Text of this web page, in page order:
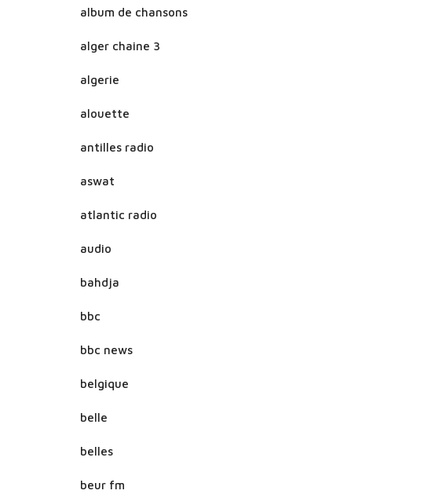
album de chansons
alger chaine 3
algerie
alouette
antilles radio
aswat
atlantic radio
audio
bahdja
bbc
bbc news
belgique
belle
belles
beur fm